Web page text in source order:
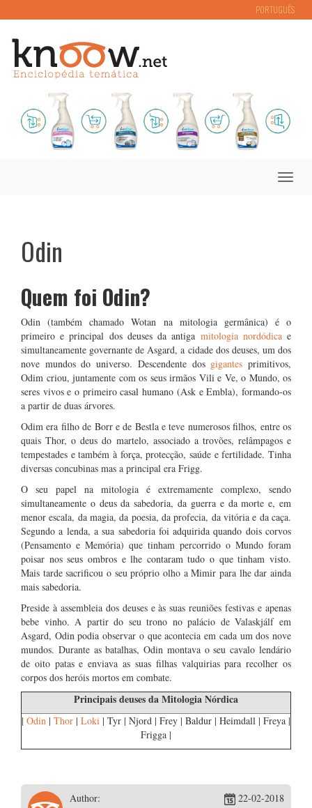
PORTUGUÊS
Toggle
Odin
Quem foi Odin?
Odin (também chamado Wotan na mitologia germânica) é o
primeiro e principal dos deuses da antiga mitologia nordódicae
simultaneamente governante de Asgard, a cidade dos deuses, um dos
nove mundos do universo. Descendente dos gigantes primitivos,
Odim criou, juntamente com os seus irmãos Vili e Ve, o Mundo, os
seres vivos e o primeiro casal humano (Ask e Embla), formando-os
a partir de duas árvores.
Odim era filho de Borr e de Bestla e teve numerosos filhos, entre os
quais Thor, o deus do martelo, associado a trovões, relâmpagos e
tempestades e também à força, protecção, saúde e fertilidade. Tinha
diversas concubinas mas a principal era Frigg.
O seu papel na mitologia é extremamente complexo, sendo
simultaneamente o deus da sabedoria, da guerra e da morte e, em
menor escala, da magia, da poesia, da profecia, da vitória e da caça.
Segundo a lenda, a sua sabedoria foi adquirida quando dois corvos
(Pensamento e Memória) que tinham percorrido o Mundo foram
poisar nos seus ombros e lhe contaram tudo o que tinham visto.
Mais tarde sacrificou o seu próprio olho a Mimir para lhe dar ainda
mais sabedoria.
Preside à assembleia dos deuses e às suas reuniões festivas e apenas
bebe vinho. A partir do seu trono no palácio de Valaskjálf em
Asgard, Odin podia observar o que acontecia em cada um dos nove
mundos. Durante as batalhas, Odin montava o seu cavalo lendário
de oito patas e enviava as suas filhas valquirias para recolher os
corpos dos heróis mortos em combate.
Principais deuses da Mitologia Nórdica
| Odin | Thor | Loki | Tyr | Njord | Frey | Baldur | Heimdall | Freya |
Frigga |
Author: 22-02-2018